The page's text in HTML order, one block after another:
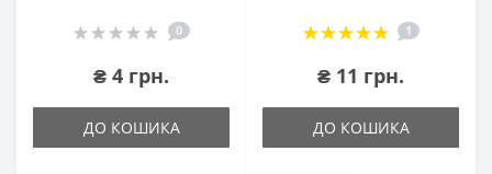
0
₴ 4 грн.
ДО КОШИКА
1
₴ 11 грн.
ДО КОШИКА